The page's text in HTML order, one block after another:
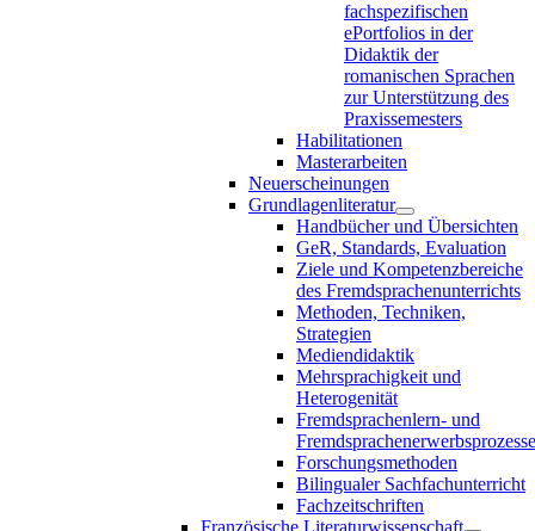
fachspezifischen
ePortfolios in der
Didaktik der
romanischen Sprachen
zur Unterstützung des
Praxissemesters
Habilitationen
Masterarbeiten
Neuerscheinungen
Grundlagenliteratur
Handbücher und Übersichten
GeR, Standards, Evaluation
Ziele und Kompetenzbereiche
des Fremdsprachenunterrichts
Methoden, Techniken,
Strategien
Mediendidaktik
Mehrsprachigkeit und
Heterogenität
Fremdsprachenlern- und
Fremdsprachenerwerbsprozesse
Forschungsmethoden
Bilingualer Sachfachunterricht
Fachzeitschriften
Französische Literaturwissenschaft